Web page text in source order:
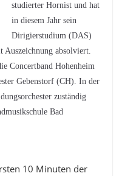
studierter Hornist und hat
in diesem Jahr sein
Dirigierstudium (DAS)
absolviert.
Concertband Hohenheim
Gebenstorf (CH). In der
zuständig
Bad
10 Minuten der